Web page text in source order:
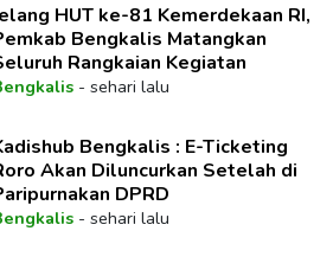
HUT ke-81 Kemerdekaan RI,
Bengkalis Matangkan
Rangkaian Kegiatan
- sehari lalu
Bengkalis : E-Ticketing
Akan Diluncurkan Setelah di
DPRD
- sehari lalu